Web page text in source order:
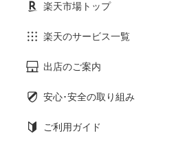
楽天市場トップ
楽天のサービス一覧
出店のご案内
安心･安全の取り組み
ご利用ガイド